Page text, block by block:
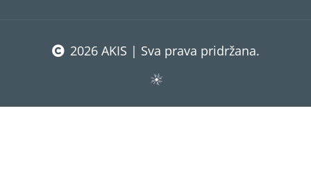
2026 AKIS | Sva prava pridržana.